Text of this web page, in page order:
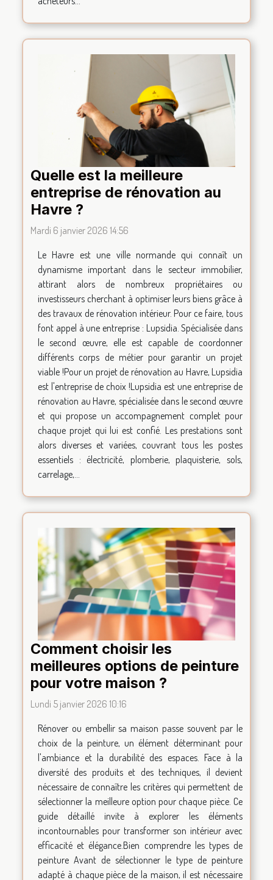
Quelle est la meilleure
entreprise de rénovation au
Havre ?
Mardi 6 janvier 2026 14:56
Le Havre est une ville normande qui connaît un
dynamisme important dans le secteur immobilier,
attirant alors de nombreux propriétaires ou
investisseurs cherchant à optimiser leurs biens grâce à
des travaux de rénovation intérieur. Pour ce faire, tous
font appel à une entreprise : Lupsidia. Spécialisée dans
le second œuvre, elle est capable de coordonner
différents corps de métier pour garantir un projet
viable !Pour un projet de rénovation au Havre, Lupsidia
est l'entreprise de choix !Lupsidia est une entreprise de
rénovation au Havre, spécialisée dans le second œuvre
et qui propose un accompagnement complet pour
chaque projet qui lui est confié. Les prestations sont
alors diverses et variées, couvrant tous les postes
essentiels : électricité, plomberie, plaquisterie, sols,
carrelage,...
Comment choisir les
meilleures options de peinture
pour votre maison ?
Lundi 5 janvier 2026 10:16
Rénover ou embellir sa maison passe souvent par le
choix de la peinture, un élément déterminant pour
l'ambiance et la durabilité des espaces. Face à la
diversité des produits et des techniques, il devient
nécessaire de connaître les critères qui permettent de
sélectionner la meilleure option pour chaque pièce. Ce
guide détaillé invite à explorer les éléments
incontournables pour transformer son intérieur avec
efficacité et élégance.Bien comprendre les types de
peinture Avant de sélectionner le type de peinture
adapté à chaque pièce de la maison, il est nécessaire